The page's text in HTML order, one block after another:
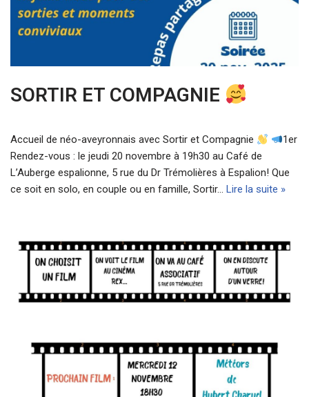
SORTIR ET COMPAGNIE
Accueil de néo-aveyronnais avec Sortir et Compagnie
1er
Rendez-vous : le jeudi 20 novembre à 19h30 au Café de
L’Auberge espalionne, 5 rue du Dr Trémolières à Espalion! Que
ce soit en solo, en couple ou en famille, Sortir… Lire la suite »